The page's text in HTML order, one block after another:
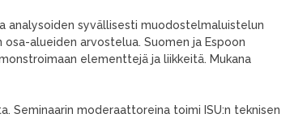
analysoiden syvällisesti muodostelmaluistelun
alueiden arvostelua. Suomen ja Espoon
elementtejä ja liikkeitä. Mukana
Seminaarin moderaattoreina toimi ISU:n teknisen